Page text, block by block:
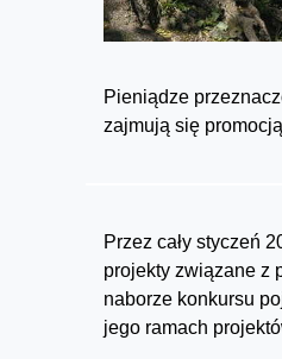
Pieniądze
zajmują się
Przez cały styczeń
projekty związane z
naborze konkursu
jego ramach